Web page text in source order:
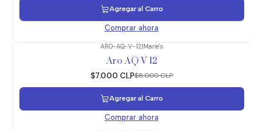
Agregar al Carro
Comprar ahora
ARO-AQ-V-12|Marie's
Aro AQ V 12
$7.000 CLP$8.000 CLP
Agregar al Carro
Comprar ahora